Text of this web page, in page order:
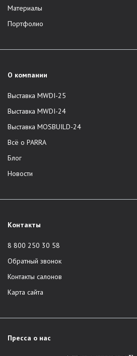
Материалы
Портфолио
О компании
Выставка MWDI-25
Выставка MWDI-24
Выставка MOSBUILD-24
Всё о PARRA
Блог
Новости
Контакты
8 800 250 30 58
Обратный звонок
Контакты салонов
Карта сайта
Пресса о нас